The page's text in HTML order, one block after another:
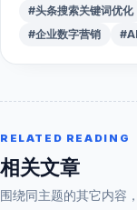
#头条搜索关键词优化
#企业数字营销
RELATED READING
相关文章
围绕同主题的其它内容